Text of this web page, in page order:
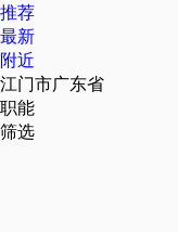
推荐
最新
附近
江门市广东省
职能
筛选